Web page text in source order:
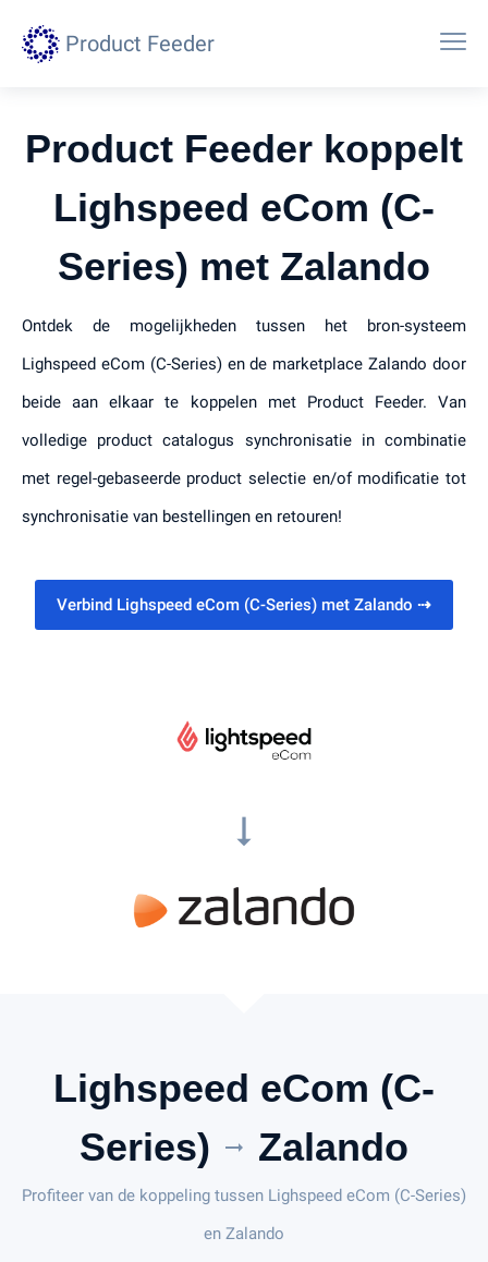
Product Feeder
Product Feeder koppelt
Lighspeed eCom (C-
Series) met Zalando
Ontdek de mogelijkheden tussen het bron-systeem
Lighspeed eCom (C-Series) en de marketplace Zalando door
beide aan elkaar te koppelen met Product Feeder. Van
volledige product catalogus synchronisatie in combinatie
met regel-gebaseerde product selectie en/of modificatie tot
synchronisatie van bestellingen en retouren!
Verbind Lighspeed eCom (C-Series) met Zalando ⇢
arrow_right_alt
Lighspeed eCom (C-
Series)
arrow_right_alt Zalando
Profiteer van de koppeling tussen Lighspeed eCom (C-Series)
en Zalando